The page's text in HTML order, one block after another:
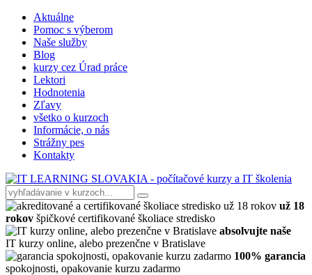
Aktuálne
Pomoc s výberom
Naše služby
Blog
kurzy cez Úrad práce
Lektori
Hodnotenia
Zľavy
všetko o kurzoch
Informácie, o nás
Strážny pes
Kontakty
už 18
rokov špičkové certifikované školiace stredisko
absolvujte naše
IT kurzy online, alebo prezenčne v Bratislave
100% garancia
spokojnosti, opakovanie kurzu zadarmo